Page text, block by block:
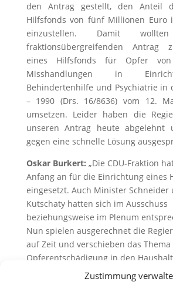
Zustimmung
den Antrag gestellt, den Anteil
Hilfsfonds von fünf Millionen Euro
einzustellen. Damit
fraktionsübergreifenden Antrag
eines Hilfsfonds für Opfer
Misshandlungen in
Behindertenhilfe und Psychiatrie in
– 1990 (Drs. 16/8636) vom 12.
umsetzen. Leider haben die
unseren Antrag heute abgelehnt
gegen eine schnelle Lösung
Oskar Burkert: „Die CDU-Fraktion
Anfang an für die Einrichtung eines
eingesetzt. Auch Minister
Kutschaty hatten sich im Ausschuss
beziehungsweise im Plenum
Nun spielen ausgerechnet die
auf Zeit und verschieben das Thema
Opferentschädigung in den
lediglich als Strichansatz, also ohne
eines konkreten Betrags. Warum